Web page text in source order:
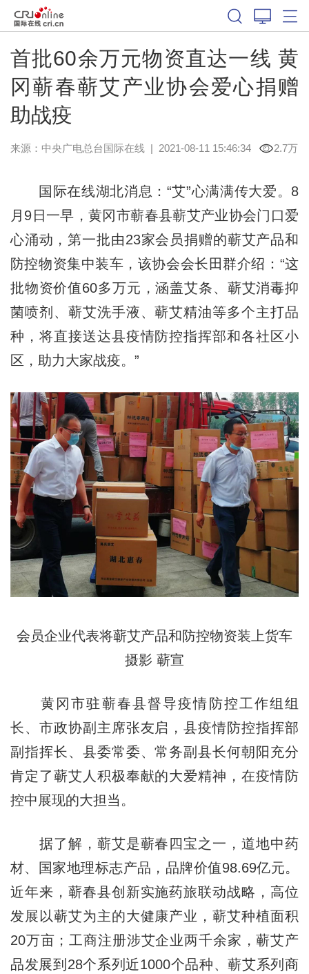
首批60余万元物资直达一线 黄
冈蕲春蕲艾产业协会爱心捐赠
助战疫
来源： 中央广电总台国际在线| 2021-08-11 15:46:34 2.7万
国际在线湖北消息：“艾”心满满传大爱。8
月9日一早，黄冈市蕲春县蕲艾产业协会门口爱
心涌动，第一批由23家会员捐赠的蕲艾产品和
防控物资集中装车，该协会会长田群介绍：“这
批物资价值60多万元，涵盖艾条、蕲艾消毒抑
菌喷剂、蕲艾洗手液、蕲艾精油等多个主打品
种，将直接送达县疫情防控指挥部和各社区小
区，助力大家战疫。”
会员企业代表将蕲艾产品和防控物资装上货车
摄影 蕲宣
黄冈市驻蕲春县督导疫情防控工作组组
长、市政协副主席张友启，县疫情防控指挥部
副指挥长、县委常委、常务副县长何朝阳充分
肯定了蕲艾人积极奉献的大爱精神，在疫情防
控中展现的大担当。
据了解，蕲艾是蕲春四宝之一，道地中药
材、国家地理标志产品，品牌价值98.69亿元。
近年来，蕲春县创新实施药旅联动战略，高位
发展以蕲艾为主的大健康产业，蕲艾种植面积
20万亩；工商注册涉艾企业两千余家，蕲艾产
品发展到28个系列近1000个品种、蕲艾系列商